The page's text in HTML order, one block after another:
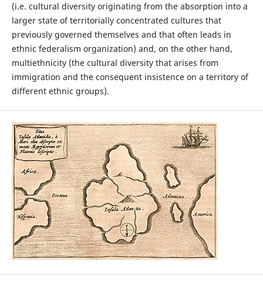
(i.e. cultural diversity originating from the absorption into a
larger state of territorially concentrated cultures that
previously governed themselves and that often leads in
ethnic federalism organization) and, on the other hand,
multiethnicity (the cultural diversity that arises from
immigration and the consequent insistence on a territory of
different ethnic groups).